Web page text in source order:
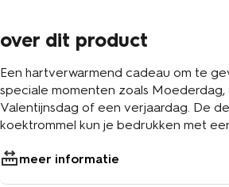
over dit product
Een hartverwarmend cadeau om te
speciale momenten zoals
Valentijnsdag of een verjaardag. De
koektrommel kun je bedrukken met
meer informatie